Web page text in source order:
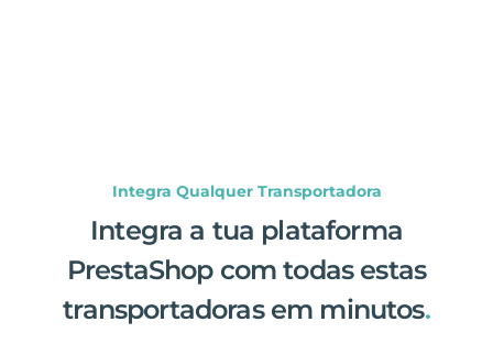
Integra Qualquer Transportadora
Integra a tua plataforma
PrestaShop com todas estas
transportadoras em minutos.